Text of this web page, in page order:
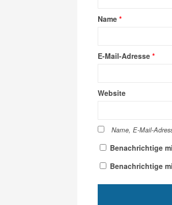
Name *
E-Mail-Adresse *
Website
Name, E-Mail-
Benachrichtige
Benachrichtige